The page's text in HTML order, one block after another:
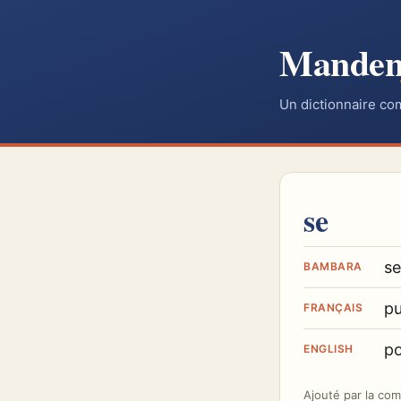
Un dictionnaire
se
BAMBARA se
FRANÇAIS
ENGLISH
Ajouté par la